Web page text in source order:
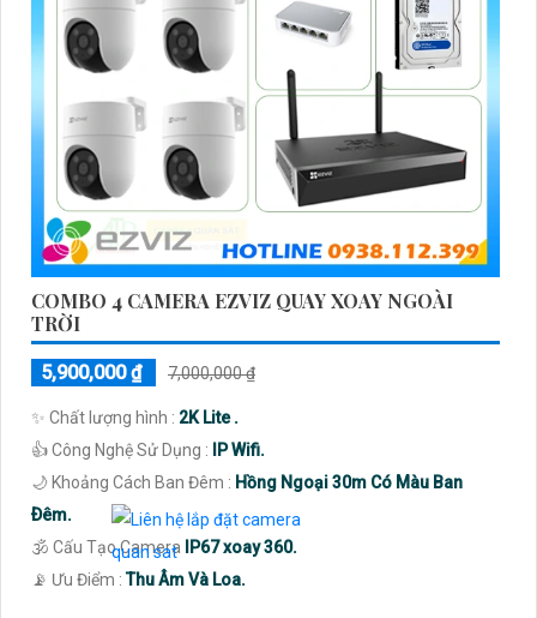
COMBO 4 CAMERA EZVIZ QUAY XOAY NGOÀI
TRỜI
5,900,000 ₫ 7,000,000 ₫
✨ Chất lượng hình : 2K Lite .
👍 Công Nghệ Sử Dụng : IP Wifi.
🌙 Khoảng Cách Ban Đêm : Hồng Ngoại 30m Có Màu Ban
Ðêm.
🕉️ Cấu Tạo Camera IP67 xoay 360.
️📡 Ưu Điểm :Thu Âm Và Loa.